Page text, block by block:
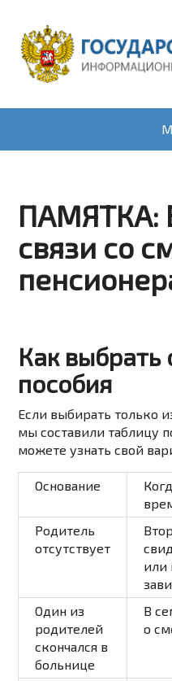
ПАМЯТКА:
связи со
Как выбрать
пособия
Если выбирать только
мы составили таблицу
можете узнать свой
Основание
Родитель
отсутствует
или
Один из
родителей
скончался в
больнице
В
о